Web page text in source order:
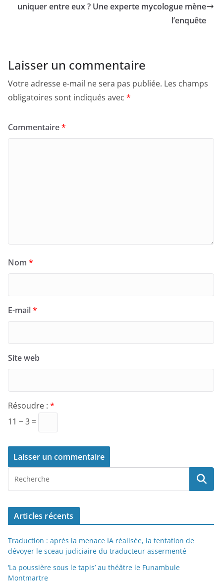
uniquer entre eux ? Une experte mycologue mène
l’enquête
Laisser un commentaire
Votre adresse e-mail ne sera pas publiée. Les champs
obligatoires sont indiqués avec *
Commentaire*
Nom *
E-mail*
Site web
Résoudre : *
11 − 3 =
Articles récents
Traduction : après la menace IA réalisée, la tentation de
dévoyer le sceau judiciaire du traducteur assermenté
‘La poussière sous le tapis’ au théâtre le Funambule
Montmartre